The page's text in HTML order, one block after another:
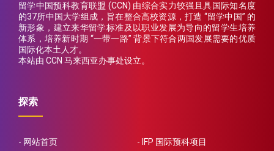
留学中国预科教育联盟 (CCN) 由综合实力较强且具国际知名度
的37所中国大学组成，旨在整合高校资源，打造 “留学中国” 的
新形象，建立来华留学标准及以职业发展为导向的留学生培养
体系，培养新时期 “一带一路” 背景下符合两国发展需要的优质
国际化本土人才。
本站由 CCN 马来西亚办事处设立。
探索
网站首页 IFP 国际预科项目